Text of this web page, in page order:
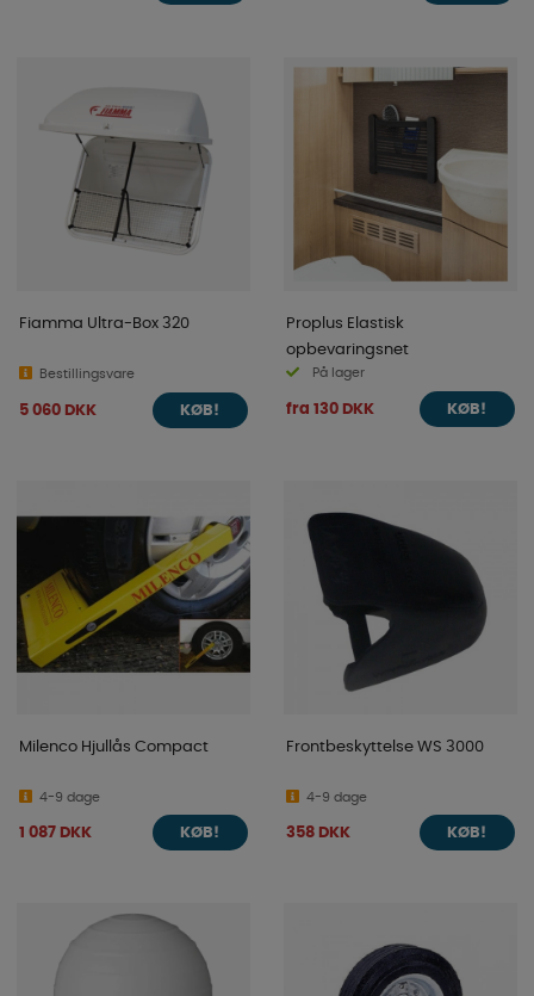
Fiamma Ultra-Box 320
Bestillingsvare
5 060 DKK KØB!
Proplus Elastisk
opbevaringsnet
På lager
fra 130 DKK KØB!
Milenco Hjullås Compact
4-9 dage
1 087 DKK KØB!
Frontbeskyttelse WS 3000
4-9 dage
358 DKK KØB!